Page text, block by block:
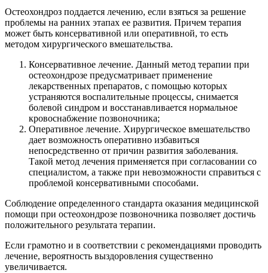
Остеохондроз поддается лечению, если взяться за решение
проблемы на ранних этапах ее развития. Причем терапия
может быть консервативной или оперативной, то есть
методом хирургического вмешательства.
Консервативное лечение. Данный метод терапии при
остеохондрозе предусматривает применение
лекарственных препаратов, с помощью которых
устраняются воспалительные процессы, снимается
болевой синдром и восстанавливается нормальное
кровоснабжение позвоночника;
Оперативное лечение. Хирургическое вмешательство
дает возможность оперативно избавиться
непосредственно от причин развития заболевания.
Такой метод лечения применяется при согласовании со
специалистом, а также при невозможности справиться с
проблемой консервативными способами.
Соблюдение определенного стандарта оказания медицинской
помощи при остеохондрозе позвоночника позволяет достичь
положительного результата терапии.
Если грамотно и в соответствии с рекомендациями проводить
лечение, вероятность выздоровления существенно
увеличивается.